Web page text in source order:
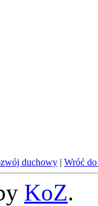
duchowy | Wróć
KoZ.